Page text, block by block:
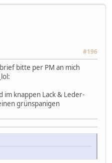
#196
bitte per PM an mich
knappen Lack & Leder-
grünspanigen